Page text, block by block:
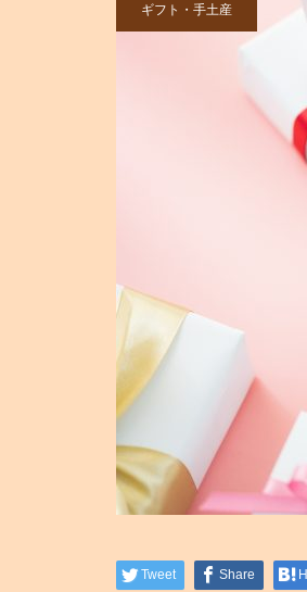
ギフト・手土産
Tweet Share